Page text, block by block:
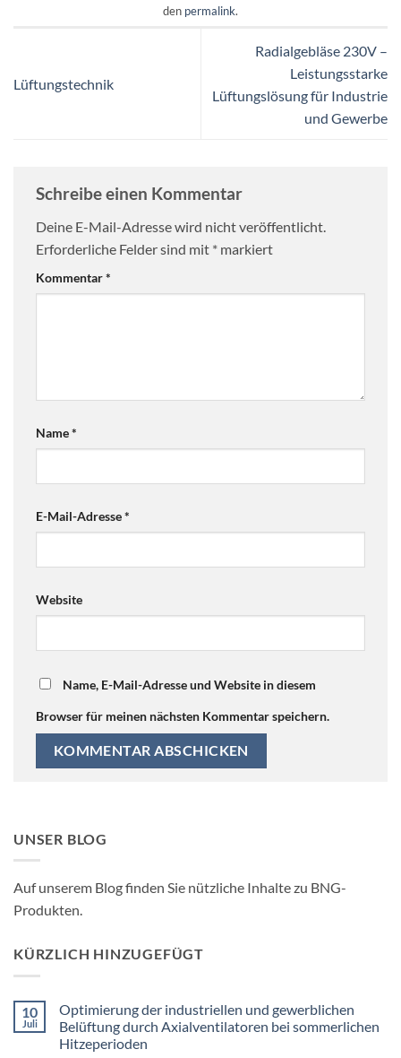
den permalink.
Lüftungstechnik
Radialgebläse 230V –
Leistungsstarke
Lüftungslösung für Industrie
und Gewerbe
Schreibe einen Kommentar
Deine E-Mail-Adresse wird nicht veröffentlicht.
Erforderliche Felder sind mit * markiert
Kommentar*
Name*
E-Mail-Adresse*
Website
Name, E-Mail-Adresse und Website in diesem
Browser für meinen nächsten Kommentar speichern.
UNSER BLOG
Auf unserem Blog finden Sie nützliche Inhalte zu BNG-
Produkten.
KÜRZLICH HINZUGEFÜGT
10
Juli
Optimierung der industriellen und gewerblichen
Belüftung durch Axialventilatoren bei sommerlichen
Hitzeperioden